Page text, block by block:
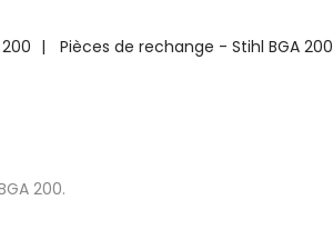
Pièces de rechange - Stihl BGA 200
200.